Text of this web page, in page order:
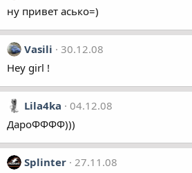
ну привет асько=)
Vasili
30.12.08
Hey girl !
Lila4ka
04.12.08
ДароФФФФ)))
Splinter 27.11.08